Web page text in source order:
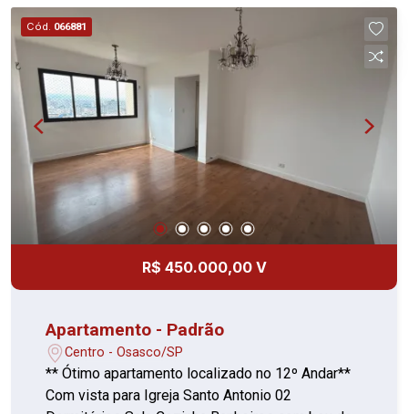
Cód. 066881
R$ 450.000,00 V
Apartamento - Padrão
Centro - Osasco/SP
** Ótimo apartamento localizado no 12º Andar**
Com vista para Igreja Santo Antonio 02